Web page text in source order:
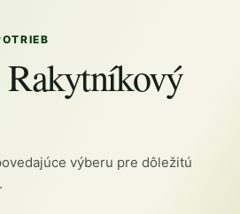
výberu pre dôležitú